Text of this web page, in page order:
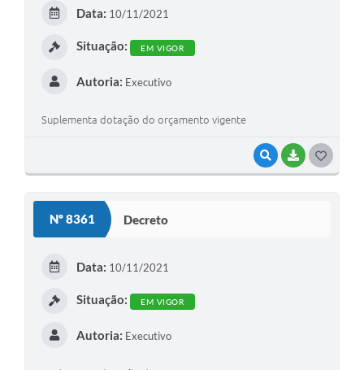
VISUALIZAR
BAIXAR
Data: 10/11/2021
Situação: EM VIGOR
Autoria: Executivo
Suplementa dotação do orçamento vigente
Nº 8361 Decreto
Data: 10/11/2021
Situação: EM VIGOR
Autoria: Executivo